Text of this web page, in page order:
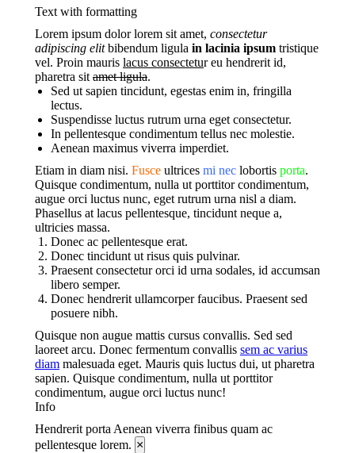
Text with formatting
Lorem ipsum dolor lorem sit amet, consectetur
adipiscing elitbibendum ligula in lacinia ipsum tristique
vel. Proin mauris lacus consectetur eu hendrerit id,
pharetra sit amet ligula.
Sed ut sapien tincidunt, egestas enim in, fringilla
lectus.
Suspendisse luctus rutrum urna eget consectetur.
In pellentesque condimentum tellus nec molestie.
Aenean maximus viverra imperdiet.
Etiam in diam nisi. Fusce ultrices mi nec lobortis porta.
Quisque condimentum, nulla ut porttitor condimentum,
augue orci luctus nunc, eget rutrum urna nisl a diam.
Phasellus at lacus pellentesque, tincidunt neque a,
ultricies massa.
Donec ac pellentesque erat.
Donec tincidunt ut risus quis pulvinar.
Praesent consectetur orci id urna sodales, id accumsan
libero semper.
Donec hendrerit ullamcorper faucibus. Praesent sed
posuere nibh.
Quisque non augue mattis cursus convallis. Sed sed
laoreet arcu. Donec fermentum convallis sem ac varius
diam malesuada eget. Mauris quis luctus dui, ut pharetra
sapien. Quisque condimentum, nulla ut porttitor
condimentum, augue orci luctus nunc!
Info
Hendrerit porta Aenean viverra finibus quam ac
pellentesque lorem. ×